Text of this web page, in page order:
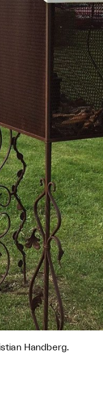
Handberg.